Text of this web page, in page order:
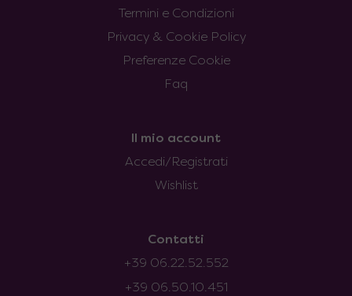
Termini e Condizioni
Privacy & Cookie Policy
Preferenze Cookie
Faq
Il mio account
Accedi/Registrati
Wishlist
Contatti
+39 06.22.52.552
+39 06.50.10.451